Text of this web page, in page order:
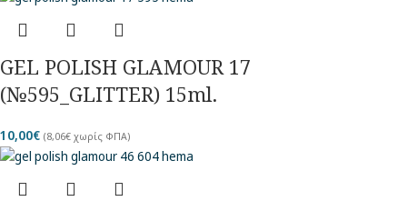
GEL POLISH GLAMOUR 17
(№595_GLITTER) 15ml.
10,00€ (8,06€ χωρίς ΦΠΑ)